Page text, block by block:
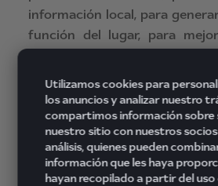
información local, para
función del lugar, para
el posicionamiento natural en
se tenga eso claro hay que
canales se comunica el
cuando sabremos qué
último la claves está en
variable espacial (dirección o
Utilizamos cookies para
los anuncios y analizar nuestro
compartimos información sobre
nuestro sitio con nuestros
análisis, quienes pueden
información que les haya
hayan recopilado a partir del uso